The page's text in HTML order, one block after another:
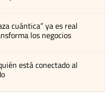
cuántica” ya es real
los negocios
está conectado al